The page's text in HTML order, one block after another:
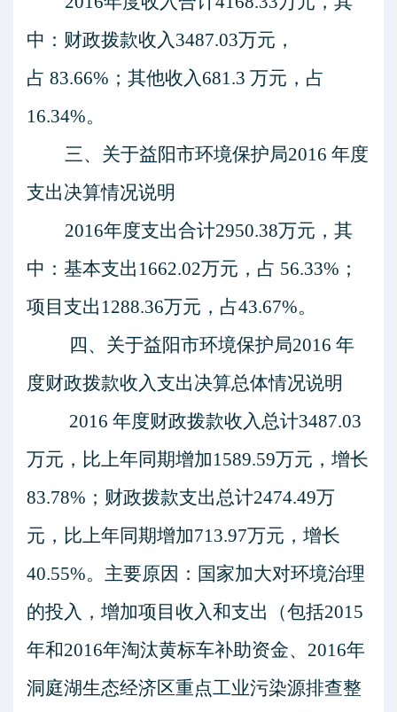
中：财政拨款收入3487.03万元，
占 83.66% ；其他收入681.3 万元，占
16.34%。
三、关于益阳市环境保护局2016 年度
支出决算情况说明
2016年度支出合计2950.38万元，其
中：基本支出 1662.02万元，占 56.33% ；
项目支出 1288.36万元，占43.67%。
四、关于益阳市环境保护局2016 年
度财政拨款收入支出决算总体情况说明
2016 年度财政拨款收入总计3487.03
万元，比上年同期增加1589.59万元，增长
83.78% ；财政拨款支出总计2474.49万
元，比上年同期增加713.97万元，增长
40.55%。主要原因：国家加大对环境治理
的投入，增加项目收入和支出（包括2015
年和2016年淘汰黄标车补助资金、 2016年
洞庭湖生态经济区重点工业污染源排查整